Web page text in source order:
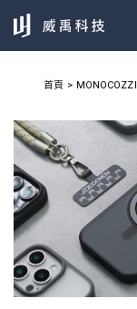
首頁 MONOCOZZI